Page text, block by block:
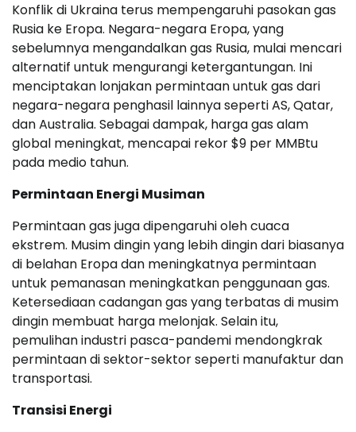
Konflik di Ukraina terus mempengaruhi pasokan gas
Rusia ke Eropa. Negara-negara Eropa, yang
sebelumnya mengandalkan gas Rusia, mulai mencari
alternatif untuk mengurangi ketergantungan. Ini
menciptakan lonjakan permintaan untuk gas dari
negara-negara penghasil lainnya seperti AS, Qatar,
dan Australia. Sebagai dampak, harga gas alam
global meningkat, mencapai rekor $9 per MMBtu
pada medio tahun.
Permintaan Energi Musiman
Permintaan gas juga dipengaruhi oleh cuaca
ekstrem. Musim dingin yang lebih dingin dari biasanya
di belahan Eropa dan meningkatnya permintaan
untuk pemanasan meningkatkan penggunaan gas.
Ketersediaan cadangan gas yang terbatas di musim
dingin membuat harga melonjak. Selain itu,
pemulihan industri pasca-pandemi mendongkrak
permintaan di sektor-sektor seperti manufaktur dan
transportasi.
Transisi Energi